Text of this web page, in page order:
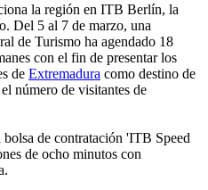
la región en ITB Berlín, la
Del 5 al 7 de marzo, una
de Turismo ha agendado 18
con el fin de presentar los
de Extremadura como destino de
número de visitantes de
de contratación 'ITB Speed
de ocho minutos con